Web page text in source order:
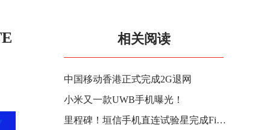
相关阅读
中国移动香港正式完成2G退网
小米又一款UWB手机曝光！
里程碑！垣信手机直连试验星完成FirstCall 通话质量比肩5G